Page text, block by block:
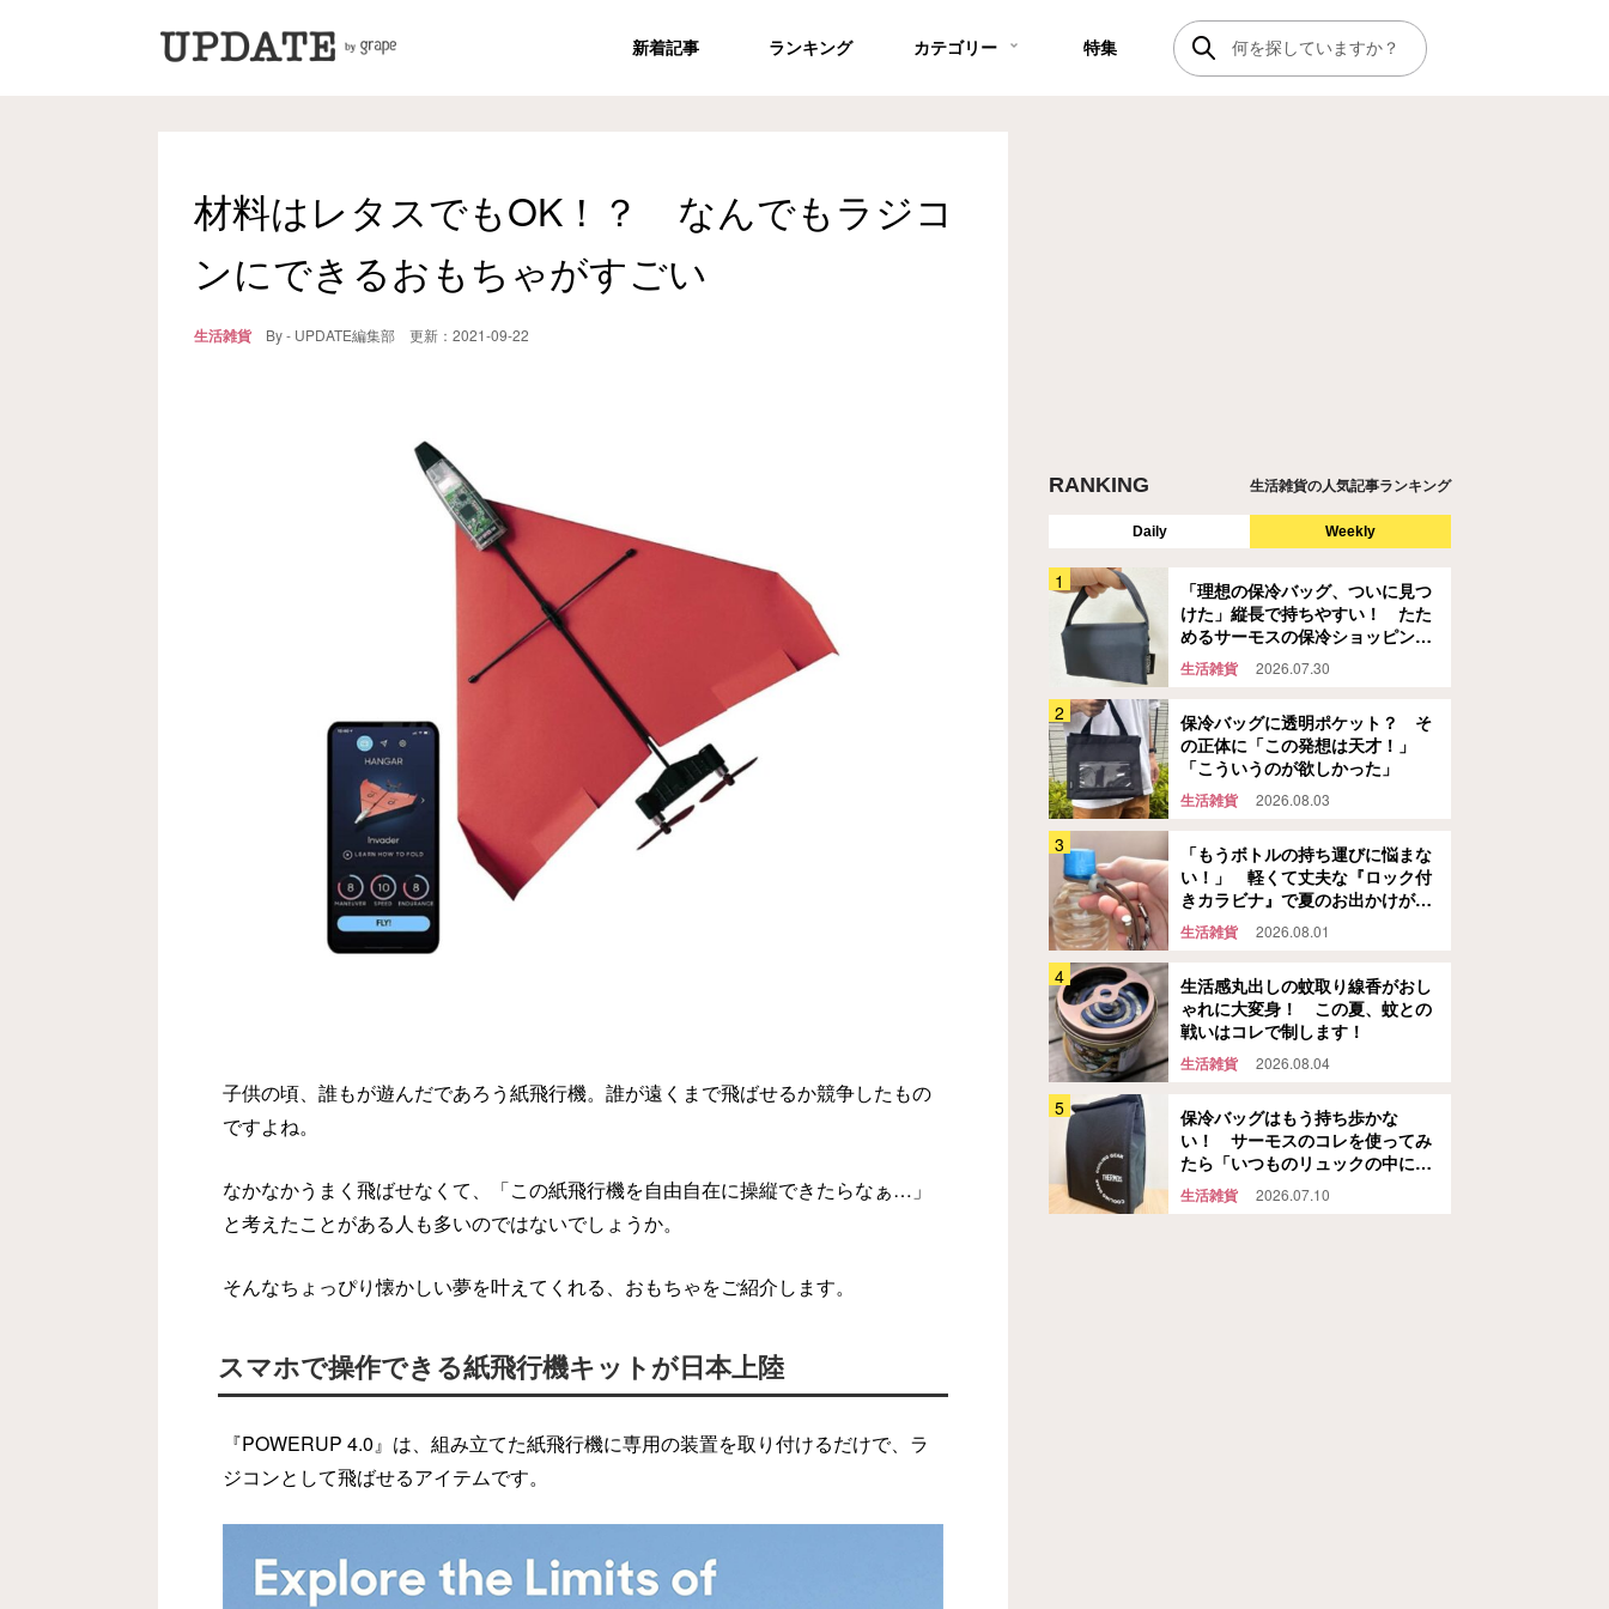
新着記事 ランキング カテゴリー 特集
材料はレタスでもOK！？ なんでもラジコ
ンにできるおもちゃがすごい
生活雑貨 By - UPDATE編集部 更新： 2021-09-22
子供の頃、誰もが遊んだであろう紙飛行機。誰が遠くまで飛ばせるか競争したもの
ですよね。
なかなかうまく飛ばせなくて、「この紙飛行機を自由自在に操縦できたらなぁ…」
と考えたことがある人も多いのではないでしょうか。
そんなちょっぴり懐かしい夢を叶えてくれる、おもちゃをご紹介します。
スマホで操作できる紙飛行機キットが日本上陸
『POWERUP 4.0』は、組み立てた紙飛行機に専用の装置を取り付けるだけで、ラ
ジコンとして飛ばせるアイテムです。
RANKING 生活雑貨の人気記事ランキング
Daily Weekly
生活感丸出しの蚊取り線香がおし
ゃれに大変身！ この夏、蚊との
戦いはコレで制します！
生活雑貨
冷スペースができた」
生活雑貨 2026.07.10
「理想の保冷バッグ、ついに見つ
けた」縦長で持ちやすい！ たた
めるサーモスの保冷ショッピング
バッグ
生活雑貨 2026.07.30
保冷バッグに透明ポケット？ そ
の正体に「この発想は天才！」
「こういうのが欲しかった」
生活雑貨 2026.08.03
「もうボトルの持ち運びに悩まな
い！」 軽くて丈夫な『ロック付
きカラビナ』で夏のお出かけが快
適になる
生活雑貨 2026.08.01
生活感丸出しの蚊取り線香がおし
ゃれに大変身！ この夏、蚊との
戦いはコレで制します！
生活雑貨 2026.08.04
保冷バッグはもう持ち歩かな
い！ サーモスのコレを使ってみ
たら「いつものリュックの中に保
冷スペースができた」
生活雑貨 2026.07.10